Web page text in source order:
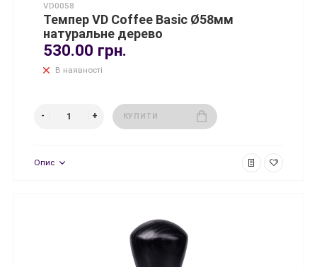
VD0058
Темпер VD Coffee Basic Ø58мм
натуральне дерево
530.00 грн.
В наявності
КУПИТИ
Опис